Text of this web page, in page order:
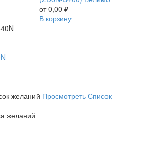
(ZD6N-
S400)
от0,00 ₽
В корзину
желаний Просмотреть Список
желаний